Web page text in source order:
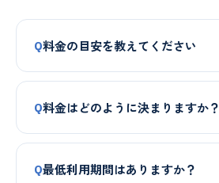
Q料金の目安を教えてください
Q料金はどのように決まりますか？
Q最低利用期間はありますか？